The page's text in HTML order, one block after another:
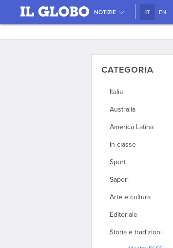
NOTIZIE IT EN
CATEGORIA
Italia
Australia
America Latina
In classe
Sport
Sapori
Arte e cultura
Editoriale
Storia e tradizioni